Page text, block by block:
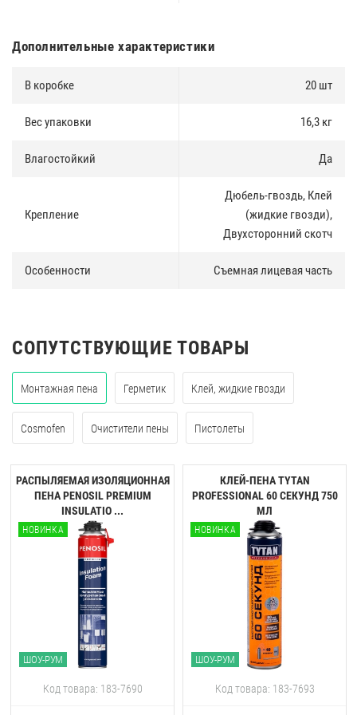
Дополнительные характеристики
В коробке 20 шт
Вес упаковки 16,3 кг
Влагостойкий Да
Крепление
Дюбель-гвоздь, Клей
(жидкие гвозди),
Двухсторонний скотч
Особенности Съемная лицевая часть
СОПУТСТВУЮЩИЕ ТОВАРЫ
Монтажная пена Герметик Клей, жидкие гвозди
Cosmofen Очистители пены Пистолеты
РАСПЫЛЯЕМАЯ ИЗОЛЯЦИОННАЯ
ПЕНА PENOSIL PREMIUM
INSULATIO ...
НОВИНКА
ШОУ-РУМ
Код товара: 183-7690
КЛЕЙ-ПЕНА TYTAN
PROFESSIONAL 60 CЕКУНД 750
МЛ
НОВИНКА
ШОУ-РУМ
Код товара: 183-7693